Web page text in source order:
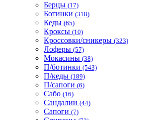
Берцы (17)
Ботинки (318)
Кеды (65)
Кроксы (10)
Кроссовки/сникеры (323)
Лоферы (57)
Мокасины (38)
П/ботинки (543)
П/кеды (189)
П/сапоги (6)
Сабо (16)
Сандалии (44)
Сапоги (7)